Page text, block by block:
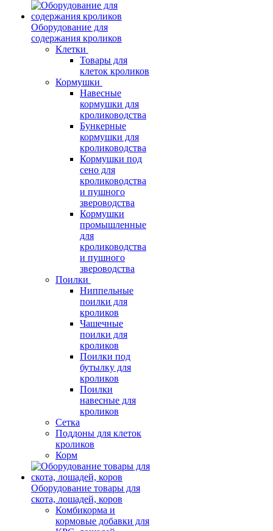
Оборудование для
содержания кроликов
Клетки
Товары для
клеток кроликов
Кормушки
Навесные
кормушки для
кролиководства
Бункерные
кормушки для
кролиководства
Кормушки под
сено для
кролиководства
и пушного
звероводства
Кормушки
промышленные
для
кролиководства
и пушного
звероводства
Поилки
Ниппельные
поилки для
кроликов
Чашечные
поилки для
кроликов
Поилки под
бутылку для
кроликов
Поилки
навесные для
кроликов
Сетка
Поддоны для клеток
кроликов
Корм
Оборудование товары для
скота, лошадей, коров
Комбикорма и
кормовые добавки для